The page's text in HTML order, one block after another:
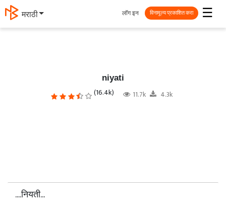
मराठी ☰
लॉग इन विनामूल्य प्रकाशित करा
niyati
(16.4k) 11.7k 4.3k
....नियती...